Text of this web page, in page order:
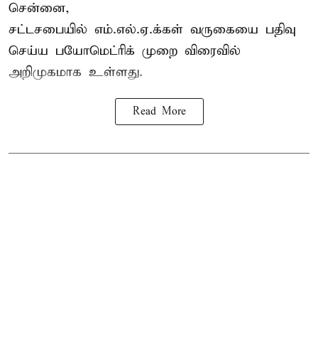
சென்னை,
சட்டசபையில் எம்.எல்.ஏ.க்கள் வருகையை பதிவு
செய்ய பயோமெட்ரிக் முறை விரைவில்
அறிமுகமாக உள்ளது.
Read More